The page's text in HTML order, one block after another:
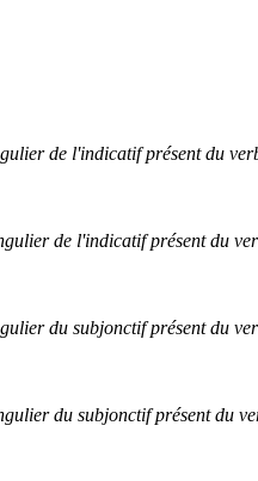
de l'indicatif présent du
de l'indicatif présent du
du subjonctif présent du
du subjonctif présent du